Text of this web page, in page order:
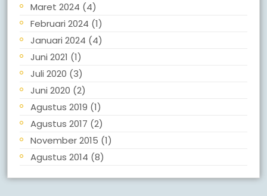
Maret 2024 (4)
Februari 2024 (1)
Januari 2024 (4)
Juni 2021 (1)
Juli 2020 (3)
Juni 2020 (2)
Agustus 2019 (1)
Agustus 2017 (2)
November 2015 (1)
Agustus 2014 (8)